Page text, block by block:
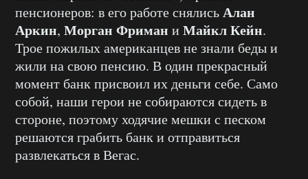
пенсионеров: в его работе снялисьАлан
Аркин, Морган Фриман и Майкл Кейн.
Трое пожилых американцев не знали беды и
жили на свою пенсию. В один прекрасный
момент банк присвоил их деньги себе. Само
собой, наши герои не собираются сидеть в
стороне, поэтому ходячие мешки с песком
решаются грабить банк и отправиться
развлекаться в Вегас.